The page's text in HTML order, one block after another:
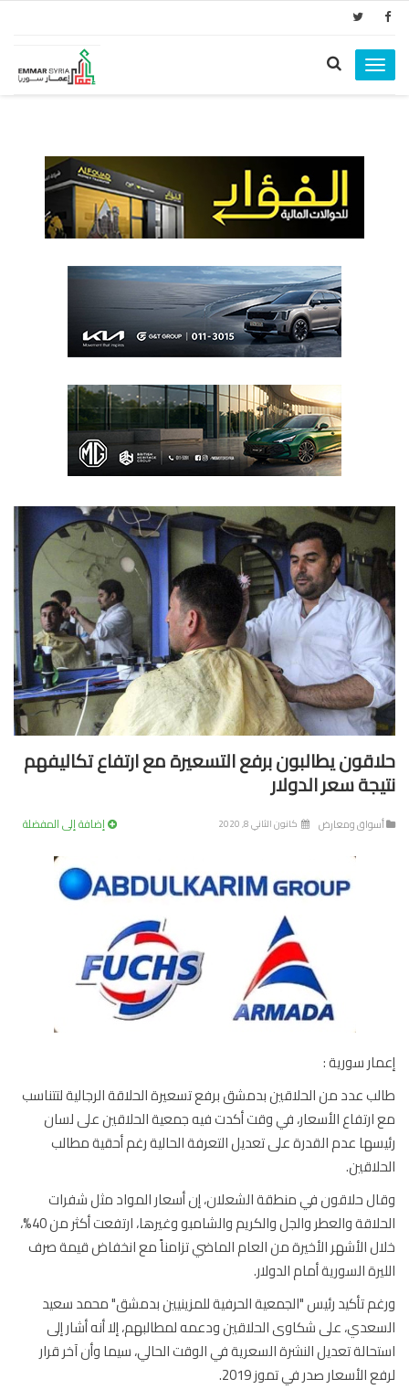
Toggle
navigation
يطالبون برفع التسعيرة مع ارتفاع تكاليفهم
سعر الدولار
ومعارض كانون الثاني 8, 2020 إضافة إلى المفضلة
سورية :
عدد من الحلاقين بدمشق برفع تسعيرة الحلاقة الرجالية لتتناسب
الأسعار، في وقت أكدت فيه جمعية الحلاقين على لسان
عدم القدرة على تعديل التعرفة الحالية رغم أحقية مطالب
حلاقون في منطقة الشعلان، إن أسعار المواد مثل شفرات
الحلاقة والعطر والجل والكريم والشامبو وغيرها، ارتفعت أكثر من 40%،
الأشهر الأخيرة من العام الماضي تزامناً مع انخفاض قيمة صرف
السورية أمام الدولار.
تأكيد رئيس "الجمعية الحرفية للمزينيين بدمشق" محمد سعيد
على شكاوى الحلاقين ودعمه لمطالبهم، إلا أنه أشار إلى
تعديل النشرة السعرية في الوقت الحالي، سيما وأن آخر قرار
الأسعار صدر في تموز 2019.